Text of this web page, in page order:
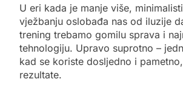
U eri kada je manje više,
vježbanju oslobađa nas od iluzije
trening trebamo gomilu sprava i
tehnologiju. Upravo suprotno –
kad se koriste dosljedno i
rezultate.